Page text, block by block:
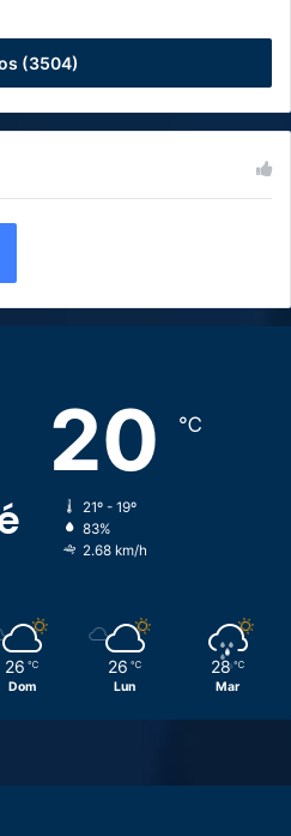
(3504)
20 ℃
21º - 19º
83%
2.68 km/h
26 ℃
Dom
26 ℃
Lun
28 ℃
Mar